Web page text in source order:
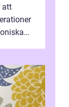
att